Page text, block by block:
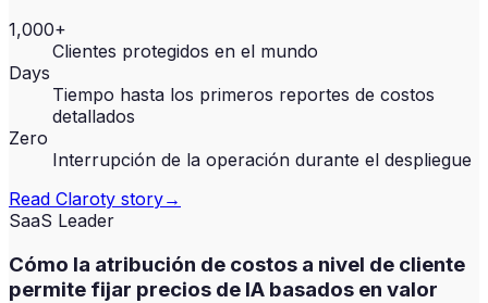
1,000+
Clientes protegidos en el mundo
Days
Tiempo hasta los primeros reportes de costos
detallados
Zero
Interrupción de la operación durante el despliegue
Read Claroty story→
SaaS Leader
Cómo la atribución de costos a nivel de cliente
permite fijar precios de IA basados en valor